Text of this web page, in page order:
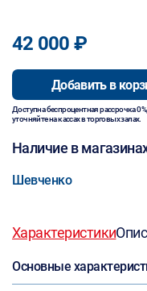
42 000 ₽
Добавить в
Доступна беспроцентная рассрочка
уточняйте на кассах в торговых залах.
Наличие в
Шевченко
Характеристики
Основные